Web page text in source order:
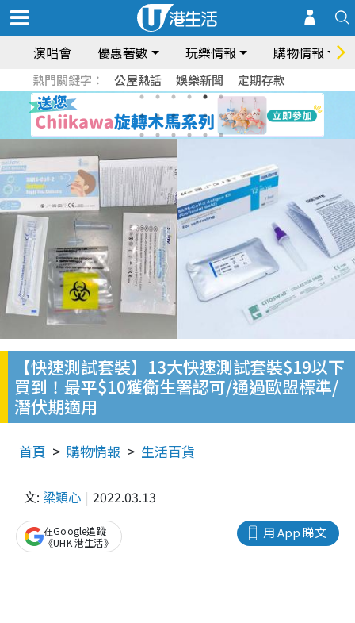
演唱會 優惠著數 玩樂情報 購物情報
熱門關鍵字： 公屋熱話 娛樂新聞 定期存款
【快速測試套裝】13大快速測試套裝$19以下
買到！最平$10獲衛生署認可/通過歐盟標準/
潛伏期適用
首頁 購物情報 生活百貨
文: 梁穎心 2022.03.13
用 App 睇文
在Google追蹤
《UHK 港生活》